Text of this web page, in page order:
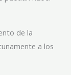
de la
a los